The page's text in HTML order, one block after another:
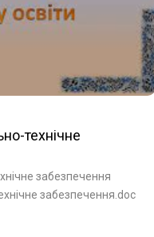
технічне
забезпечення
забезпечення.doc